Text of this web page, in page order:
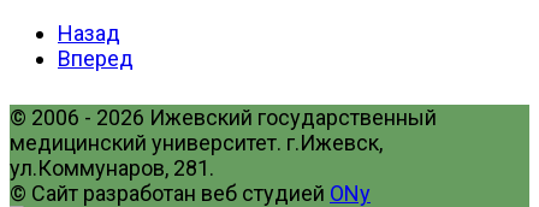
Назад
Вперед
© 2006 - 2026 Ижевский государственный
медицинский университет. г.Ижевск,
ул.Коммунаров, 281.
© Сайт разработан веб студией ONy